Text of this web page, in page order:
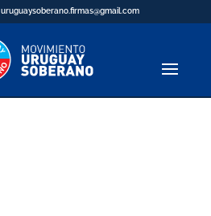
uruguaysoberano.firmas@gmail.com